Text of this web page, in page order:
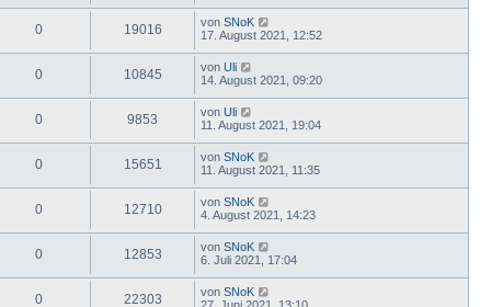
0 19016 von SNoK
17. August 2021, 12:52
0 10845 von Uli
14. August 2021, 09:20
0 9853 von Uli
11. August 2021, 19:04
0 15651 von SNoK
11. August 2021, 11:35
0 12710 von SNoK
4. August 2021, 14:23
0 12853 von SNoK
6. Juli 2021, 17:04
0 22303 von SNoK
27. Juni 2021, 13:10